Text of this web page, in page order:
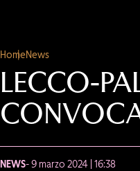
HomeNews
LECCO-
NEWS- 9 marzo 2024 | 16:38